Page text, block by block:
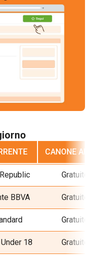
CANONE
Gratuito
BBVA Gratuito
Gratuito
18 Gratuito